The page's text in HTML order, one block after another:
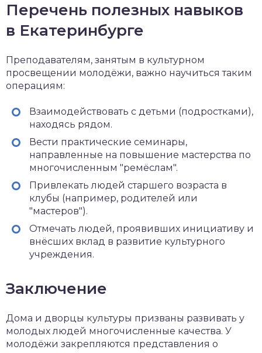
Перечень полезных навыков
в Екатеринбурге
Преподавателям, занятым в культурном
просвещении молодёжи, важно научиться таким
операциям:
Взаимодействовать с детьми (подростками),
находясь рядом.
Вести практические семинары,
направленные на повышение мастерства по
многочисленным "ремёслам".
Привлекать людей старшего возраста в
клубы (например, родителей или
"мастеров").
Отмечать людей, проявивших инициативу и
внёсших вклад в развитие культурного
учреждения.
Заключение
Дома и дворцы культуры призваны развивать у
молодых людей многочисленные качества. У
молодёжи закрепляются представления о